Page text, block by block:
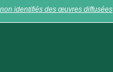
identifiés des œuvres diffusées